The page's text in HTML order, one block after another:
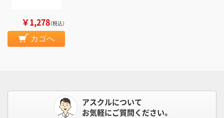
￥1,278（税込）
カゴへ
アスクルについて
お気軽にご質問ください。